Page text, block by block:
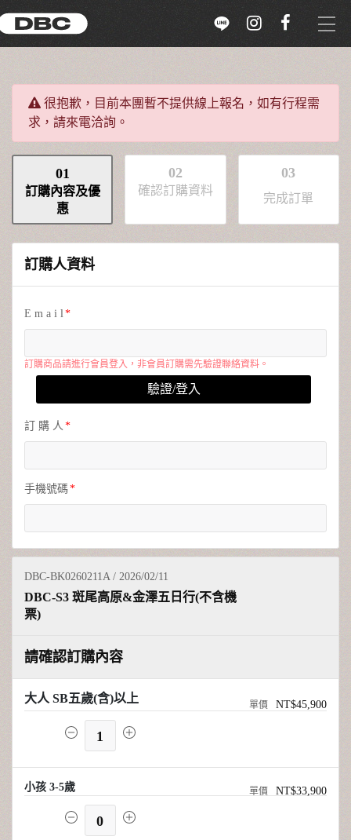
選單
ZH-TW
ABOUT US
WITH US
限量販售
立即報名
雪場介紹
常見問題
合約下載
很抱歉，目前本團暫不提供線上報名，如有行程需
求，請來電洽詢。
01
訂購內容及優
惠
02
確認訂購資料
03
完成訂單
訂購人資料
E m a i l
訂購商品請進行會員登入，非會員訂購需先驗證聯絡資料。
驗證/登入
訂 購 人
手機號碼
DBC-BK0260211A / 2026/02/11
DBC-S3 斑尾高原&金澤五日行(不含機
票)
請確認訂購內容
NT$45,900
1
小孩 3-5歲 NT$33,900
0